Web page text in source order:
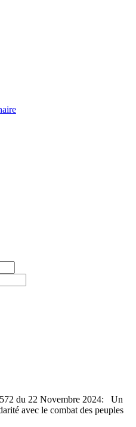
du 22 Novembre 2024: Un
avec le combat des peuples